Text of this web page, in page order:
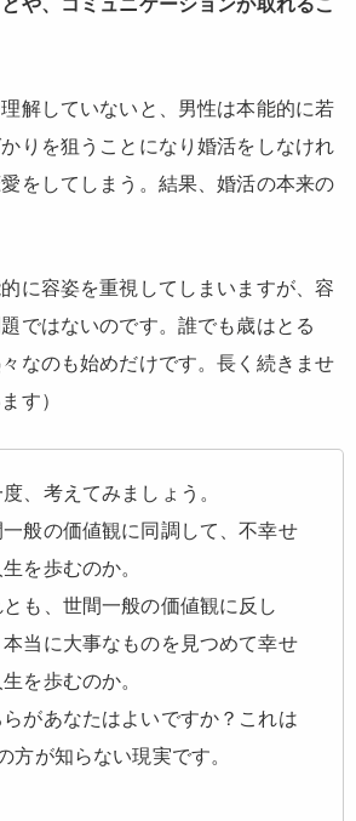
解していないと、男性は本能的に若
りを狙うことになり婚活をしなけれ
をしてしまう。結果、婚活の本来の
に容姿を重視してしまいますが、容
ではないのです。誰でも歳はとる
なのも始めだけです。長く続きませ
す）
、考えてみましょう。
一般の価値観に同調して、不幸せ
を歩むのか。
とも、世間一般の価値観に反し
本当に大事なものを見つめて幸せ
を歩むのか。
らがあなたはよいですか？これは
方が知らない現実です。